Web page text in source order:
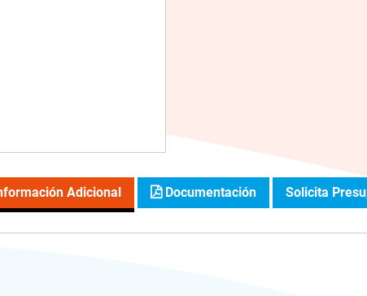
Adicional Documentación Solicita